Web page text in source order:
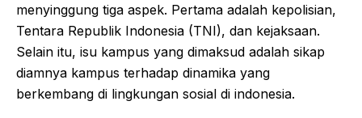
menyinggung tiga aspek. Pertama adalah kepolisian,
Tentara Republik Indonesia (TNI), dan kejaksaan.
Selain itu, isu kampus yang dimaksud adalah sikap
diamnya kampus terhadap dinamika yang
berkembang di lingkungan sosial di indonesia.